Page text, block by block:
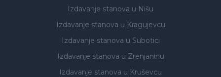
Izdavanje stanova u Nišu
Izdavanje stanova u Kragujevcu
Izdavanje stanova u Subotici
Izdavanje stanova u Zrenjaninu
Izdavanje stanova u Kruševcu